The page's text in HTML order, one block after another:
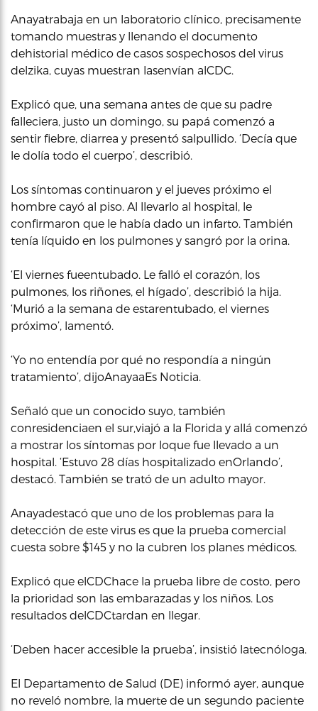
Anayatrabaja en un laboratorio clínico, precisamente
tomando muestras y llenando el documento
dehistorial médico de casos sospechosos del virus
delzika, cuyas muestran lasenvían alCDC.
Explicó que, una semana antes de que su padre
falleciera, justo un domingo, su papá comenzó a
sentir fiebre, diarrea y presentó salpullido. ‘Decía que
le dolía todo el cuerpo’, describió.
Los síntomas continuaron y el jueves próximo el
hombre cayó al piso. Al llevarlo al hospital, le
confirmaron que le había dado un infarto. También
tenía líquido en los pulmones y sangró por la orina.
‘El viernes fueentubado. Le falló el corazón, los
pulmones, los riñones, el hígado’, describió la hija.
‘Murió a la semana de estarentubado, el viernes
próximo’, lamentó.
‘Yo no entendía por qué no respondía a ningún
tratamiento’, dijoAnayaaEs Noticia.
Señaló que un conocido suyo, también
conresidenciaen el sur,viajó a la Florida y allá comenzó
a mostrar los síntomas por loque fue llevado a un
hospital. ‘Estuvo 28 días hospitalizado enOrlando’,
destacó. También se trató de un adulto mayor.
Anayadestacó que uno de los problemas para la
detección de este virus es que la prueba comercial
cuesta sobre $145 y no la cubren los planes médicos.
Explicó que elCDChace la prueba libre de costo, pero
la prioridad son las embarazadas y los niños. Los
resultados delCDCtardan en llegar.
‘Deben hacer accesible la prueba’, insistió latecnóloga.
El Departamento de Salud (DE) informó ayer, aunque
no reveló nombre, la muerte de un segundo paciente